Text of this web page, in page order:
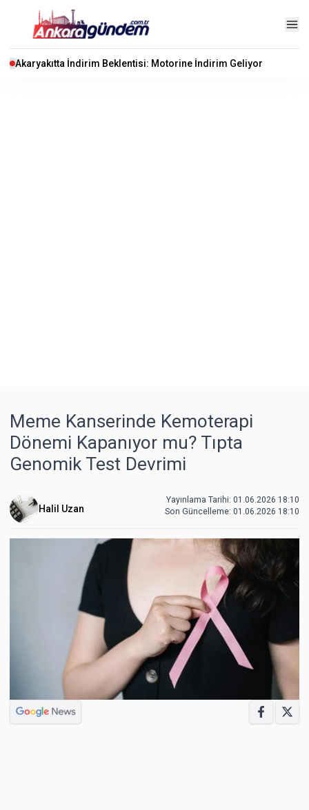
Akaryakıtta İndirim Beklentisi: Motorine İndirim Geliyor
Meme Kanserinde Kemoterapi
Dönemi Kapanıyor mu? Tıpta
Genomik Test Devrimi
Halil Uzan
Yayınlama Tarihi: 01.06.2026 18:10
Son Güncelleme: 01.06.2026 18:10